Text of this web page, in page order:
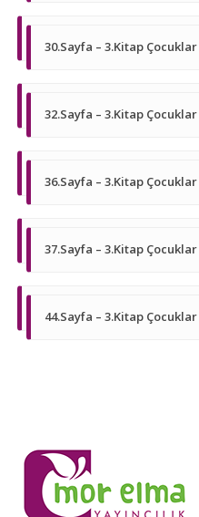
30.Sayfa – 3.Kitap
32.Sayfa – 3.Kitap
36.Sayfa – 3.Kitap
37.Sayfa – 3.Kitap
44.Sayfa – 3.Kitap